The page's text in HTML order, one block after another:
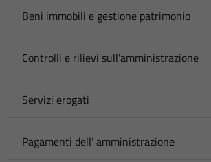
Beni immobili e gestione patrimonio
Controlli e rilievi sull'amministrazione
Servizi erogati
Pagamenti dell' amministrazione